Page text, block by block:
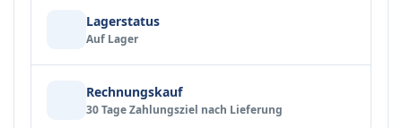
Lagerstatus
Auf Lager
Rechnungskauf
30 Tage Zahlungsziel nach Lieferung